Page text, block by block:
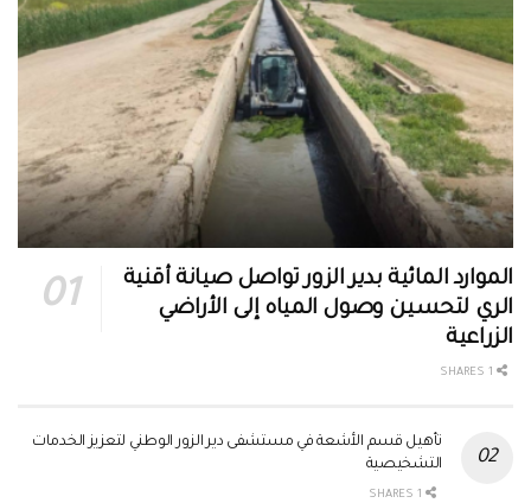
الموارد المائية بدير الزور تواصل صيانة أقنية
الري لتحسين وصول المياه إلى الأراضي
الزراعية
تأهيل قسم الأشعة في مستشفى دير الزور الوطني لتعزيز الخدمات
التشخيصية